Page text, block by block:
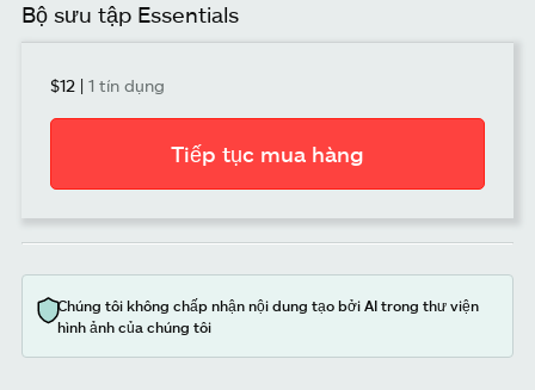
Bộ sưu tập Essentials
$12 1 tín dụng
Tiếp tục mua hàng
Chúng tôi không chấp nhận nội dung tạo bởi AI trong thư viện
hình ảnh của chúng tôi